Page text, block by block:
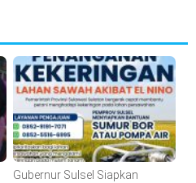
Gubernur Sulsel Siapkan